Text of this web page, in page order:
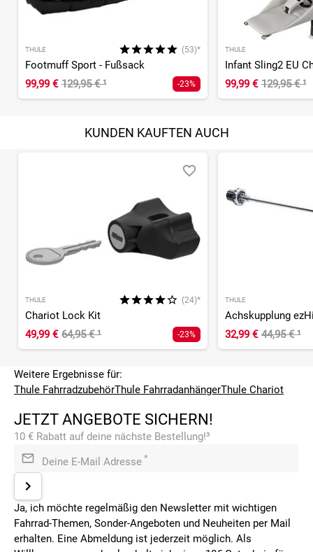
THULE (53)*
Footmuff Sport - Fußsack
99,99 € 129,95 €¹ -23%
THULE
Infant Sling2 EU
99,99 € 129,95 €¹
KUNDEN KAUFTEN AUCH
THULE (24)*
Chariot Lock Kit
49,99 € 64,95 €¹ -23%
THULE
32,99 € 44,95 €¹
Weitere Ergebnisse für:
Thule FahrradzubehörThule FahrradanhängerThule Chariot
JETZT ANGEBOTE SICHERN!
10 € Rabatt auf deine nächste Bestellung!³
Deine E-Mail Adresse *
Ja, ich möchte regelmäßig den Newsletter mit wichtigen
Fahrrad-Themen, Sonder-Angeboten und Neuheiten per Mail
erhalten. Eine Abmeldung ist jederzeit möglich. Als